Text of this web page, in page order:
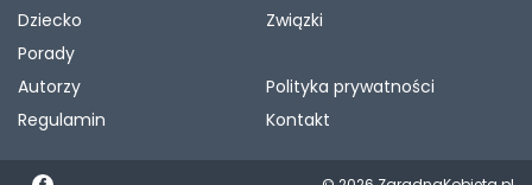
Dziecko
Związki
Porady
Autorzy
Polityka prywatności
Regulamin
Kontakt